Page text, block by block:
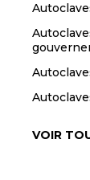
VOIR